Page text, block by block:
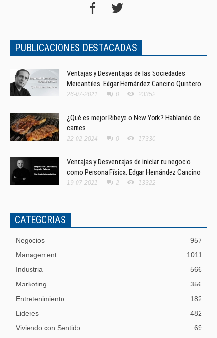
PUBLICACIONES DESTACADAS
Ventajas y Desventajas de las Sociedades
Mercantiles. Edgar Hernández Cancino Quintero
26-07-2021 0 23352
¿Qué es mejor Ribeye o New York? Hablando de
carnes
22-02-2024 0 17330
Ventajas y Desventajas de iniciar tu negocio
como Persona Física. Edgar Hernández Cancino
19-07-2021 2 13322
CATEGORIAS
Negocios
957
Management
1011
Industria
566
Marketing
356
Entretenimiento
182
Lideres
482
Viviendo con Sentido
69